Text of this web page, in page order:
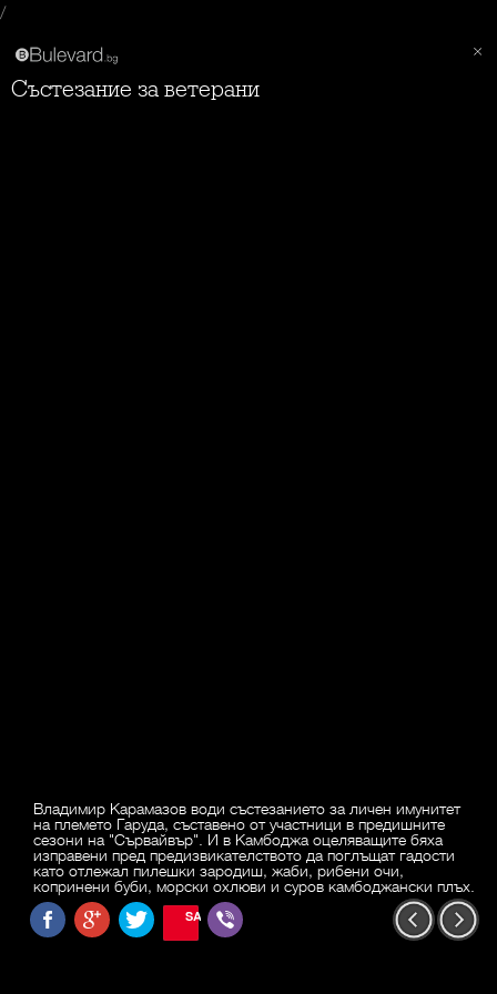
/
Състезание за ветерани
Владимир Карамазов води състезанието за личен имунитет
на племето Гаруда, съставено от участници в предишните
сезони на "Сървайвър". И в Камбоджа оцеляващите бяха
изправени пред предизвикателството да поглъщат гадости
като отлежал пилешки зародиш, жаби, рибени очи,
копринени буби, морски охлюви и суров камбоджански плъх.
SAVE